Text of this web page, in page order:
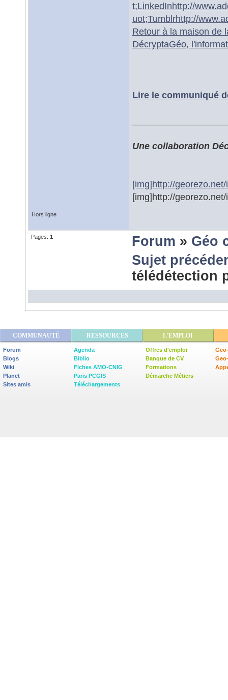
t;LinkedInhttp://
uot;Tumblrhttp://
Retour à la maison de
DécryptaGéo,
Lire le communiqué
Une collaboration
[img]http://
[img]http://
Hors ligne
Pages: 1 Forum » Géo
Sujet
télédétection
COMMUNAUTÉ RESSOURCES L'EMPLOI
Forum
Blogs
Wiki
Planet
Sites amis
Agenda
Biblio
Fiches AMO-CNIG
Paris PCGIS
Téléchargements
Offres d'emploi
Banque de CV
Formations
Démarche Métiers